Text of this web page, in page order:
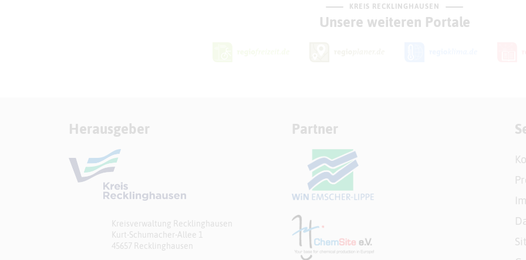
KREIS RECKLINGHAUSEN
Unsere weiteren Portale
Herausgeber
Kreisverwaltung Recklinghausen
Kurt-Schumacher-Allee 1
45657 Recklinghausen
Partner